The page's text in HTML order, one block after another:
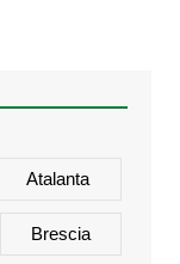
Atalanta
Brescia